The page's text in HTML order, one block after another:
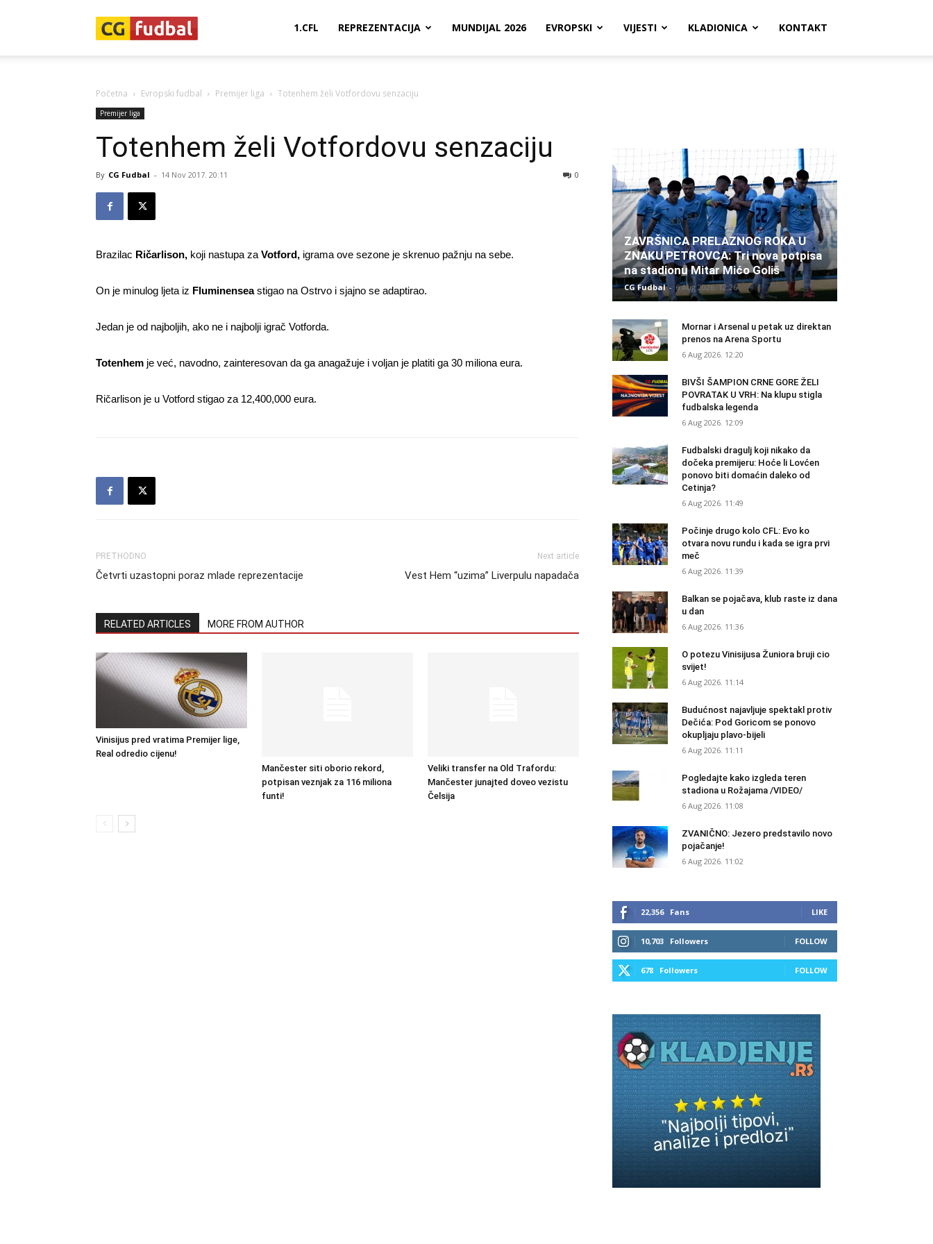
1.CFL REPREZENTACIJA MUNDIJAL 2026 EVROPSKI VIJESTI KLADIONICA KONTAKT
Početna Evropski fudbal Premijer liga Totenhem želi Votfordovu senzaciju
Premijer liga
Totenhem želi Votfordovu senzaciju
By CG Fudbal - 14 Nov 2017. 20:11 0
Brazilac Ričarlison, koji nastupa za Votford, igrama ove sezone je skrenuo pažnju na sebe.
On je minulog ljeta iz Fluminenseastigao na Ostrvo i sjajno se adaptirao.
Jedan je od najboljih, ako ne i najbolji igrač Votforda.
Totenhem je već, navodno, zainteresovan da ga anagažuje i voljan je platiti ga 30 miliona eura.
Ričarlison je u Votford stigao za 12,400,000 eura.
PRETHODNO
Četvrti uzastopni poraz mlade reprezentacije
Next article
Vest Hem “uzima” Liverpulu napadača
RELATED ARTICLES MORE FROM AUTHOR
Vinisijus pred vratima Premijer lige,
Real odredio cijenu!
Mančester siti oborio rekord,
potpisan veznjak za 116 miliona
funti!
Veliki transfer na Old Trafordu:
Mančester junajted doveo vezistu
Čelsija
ZAVRŠNICA PRELAZNOG ROKA U
ZNAKU PETROVCA: Tri nova potpisa
na stadionu Mitar Mićo Goliš
CG Fudbal - 6 Aug 2026. 12:26
Mornar i Arsenal u petak uz direktan
prenos na Arena Sportu
6 Aug 2026. 12:20
BIVŠI ŠAMPION CRNE GORE ŽELI
POVRATAK U VRH: Na klupu stigla
fudbalska legenda
6 Aug 2026. 12:09
Fudbalski dragulj koji nikako da
dočeka premijeru: Hoće li Lovćen
ponovo biti domaćin daleko od
Cetinja?
6 Aug 2026. 11:49
Počinje drugo kolo CFL: Evo ko
otvara novu rundu i kada se igra prvi
meč
6 Aug 2026. 11:39
Balkan se pojačava, klub raste iz dana
u dan
6 Aug 2026. 11:36
O potezu Vinisijusa Žuniora bruji cio
svijet!
6 Aug 2026. 11:14
Budućnost najavljuje spektakl protiv
Dečića: Pod Goricom se ponovo
okupljaju plavo-bijeli
6 Aug 2026. 11:11
Pogledajte kako izgleda teren
stadiona u Rožajama /VIDEO/
6 Aug 2026. 11:08
ZVANIČNO: Jezero predstavilo novo
pojačanje!
6 Aug 2026. 11:02
22,356 Fans LIKE
10,703 Followers FOLLOW
678 Followers FOLLOW